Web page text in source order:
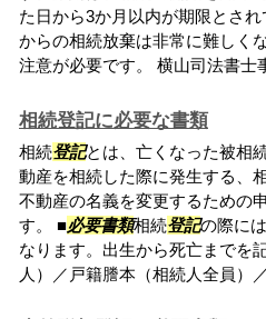
た日から3か月以内が期限とさ
からの相続放棄は非常に難しく
注意が必要です。 横山司法書士
相続登記に必要な書類
相続登記とは、亡くなった被相
動産を相続した際に発生する、
不動産の名義を変更するための
す。 ■必要書類相続登記の際に
なります。出生から死亡までを
人）／戸籍謄本（相続人全員）